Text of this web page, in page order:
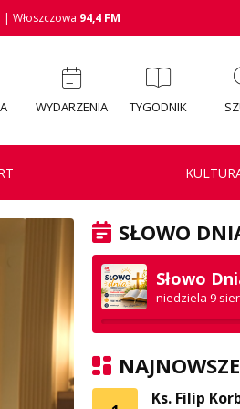
| Włoszczowa 94,4 FM
WYDARZENIA TYGODNIK
SŁOWO
Słowo
niedziela 9
NAJNOWSZE
Ks. Filip